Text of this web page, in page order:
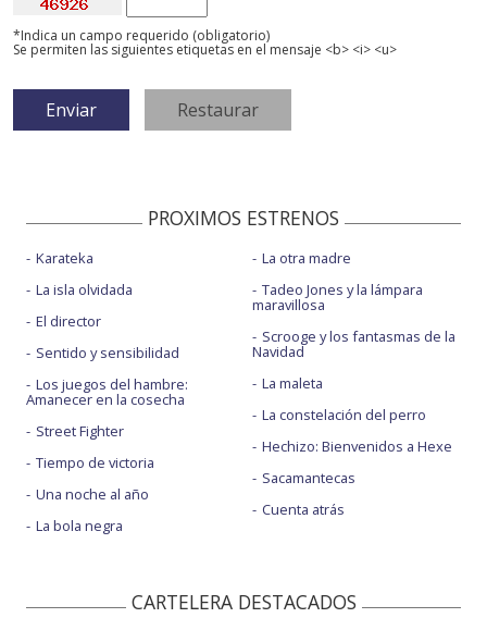
*Indica un campo requerido (obligatorio)
Se permiten las siguientes etiquetas en el mensaje <b> <i> <u>
PROXIMOS ESTRENOS
Karateka
La isla olvidada
El director
Sentido y sensibilidad
Los juegos del hambre:
Amanecer en la cosecha
Street Fighter
Tiempo de victoria
Una noche al año
La bola negra
La otra madre
Tadeo Jones y la lámpara
maravillosa
Scrooge y los fantasmas de la
Navidad
La maleta
La constelación del perro
Hechizo: Bienvenidos a Hexe
Sacamantecas
Cuenta atrás
CARTELERA DESTACADOS